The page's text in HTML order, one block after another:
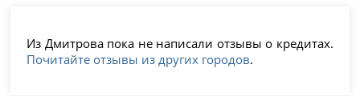
Из Дмитрова пока не написали отзывы о кредитах.
Почитайте отзывы из других городов.